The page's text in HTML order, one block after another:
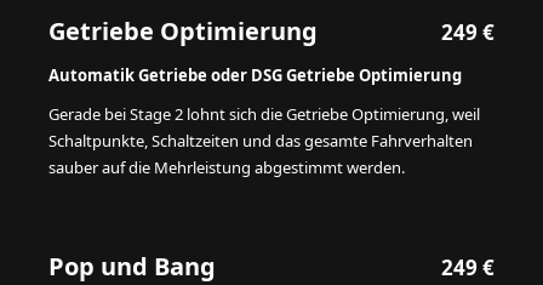
Getriebe Optimierung 249 €
Automatik Getriebe oder DSG Getriebe Optimierung
Gerade bei Stage 2 lohnt sich die Getriebe Optimierung, weil
Schaltpunkte, Schaltzeiten und das gesamte Fahrverhalten
sauber auf die Mehrleistung abgestimmt werden.
Pop und Bang 249 €